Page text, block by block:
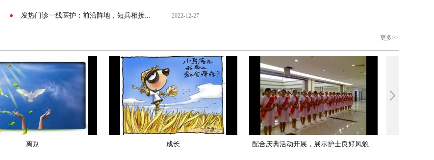
发热门诊一线医护：前沿阵地，短兵相接... 2022-12-27
更多>>
离别 成长 配合庆典活动开展，展示护士良好风貌...